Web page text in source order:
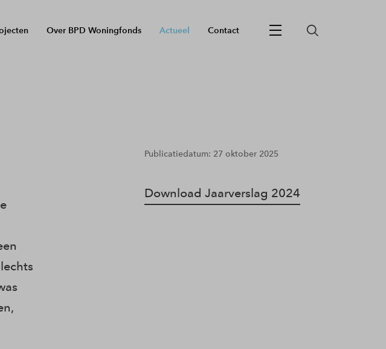
Over BPD Woningfonds Actueel Contact
Publicatiedatum: 27 oktober 2025
Download Jaarverslag 2024